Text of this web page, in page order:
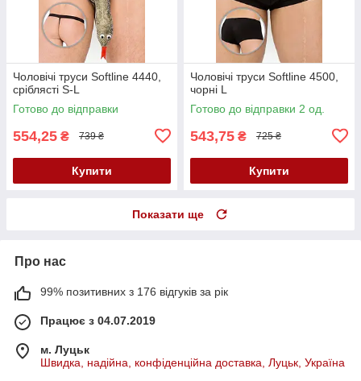
Чоловічі труси Softline 4440,
сріблясті S-L
Готово до відправки
554,25 ₴ 739 ₴
Купити
Чоловічі труси Softline 4500,
чорні L
Готово до відправки 2 од.
543,75 ₴ 725 ₴
Купити
Показати ще
Про нас
99% позитивних з 176 відгуків за рік
Працює з 04.07.2019
м. Луцьк
Швидка, надійна, конфіденційна доставка, Луцьк, Україна